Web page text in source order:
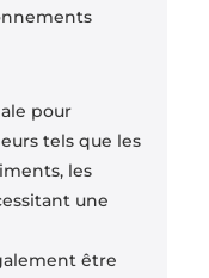
pour
tels que les
les
une
être